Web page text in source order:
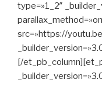
type=»1_2″
src=»https://
[/